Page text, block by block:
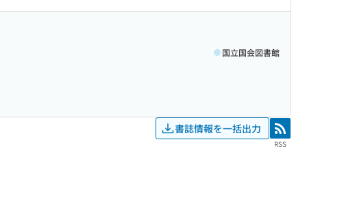
国立国会図書館
書誌情報を一括出力 RSS
RSS